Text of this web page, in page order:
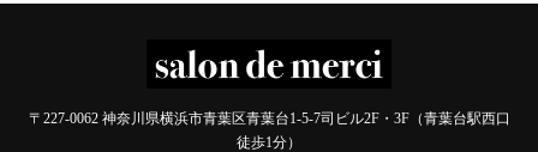
〒227-0062 神奈川県横浜市青葉区青葉台1-5-7司ビル2F・3F（青葉台駅西口
徒歩1分）